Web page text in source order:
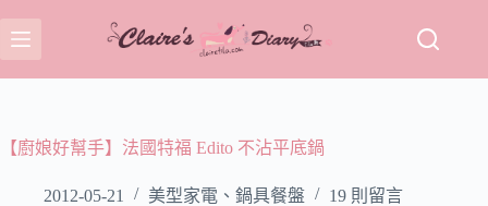
至
主
容【廚娘好幫手】法國特福 Edito 不沾平底鍋
2012-05-21 美型家電、鍋具餐盤 19 則留言